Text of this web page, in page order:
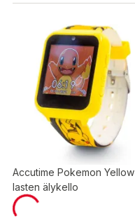
Accutime Pokemon Yellow
lasten älykello